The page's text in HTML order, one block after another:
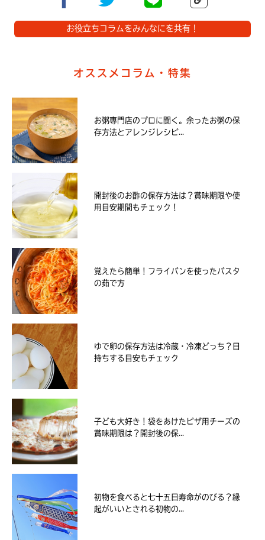
お役立ちコラムをみんなにを共有！
オススメコラム・特集
お粥専門店のプロに聞く。余ったお粥の保
存方法とアレンジレシピ...
開封後のお酢の保存方法は？賞味期限や使
用目安期間もチェック！
覚えたら簡単！フライパンを使ったパスタ
の茹で方
ゆで卵の保存方法は冷蔵・冷凍どっち？日
持ちする目安もチェック
子ども大好き！袋をあけたピザ用チーズの
賞味期限は？開封後の保...
初物を食べると七十五日寿命がのびる？縁
起がいいとされる初物の...